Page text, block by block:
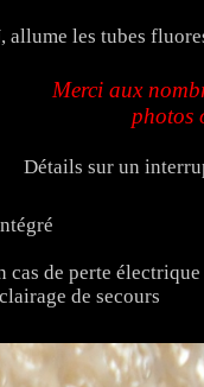
les tubes
Merci aux
photos
Détails sur un
cas de perte
de secours